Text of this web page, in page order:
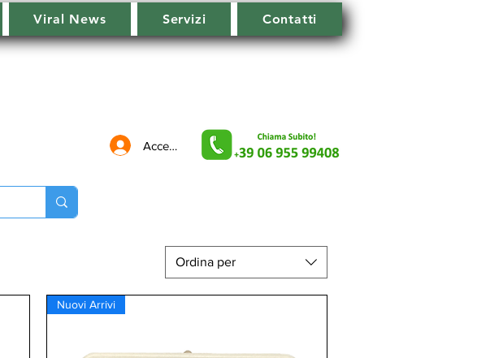
Viral News Servizi Contatti
Accedi
Ordina per
Nuovi Arrivi